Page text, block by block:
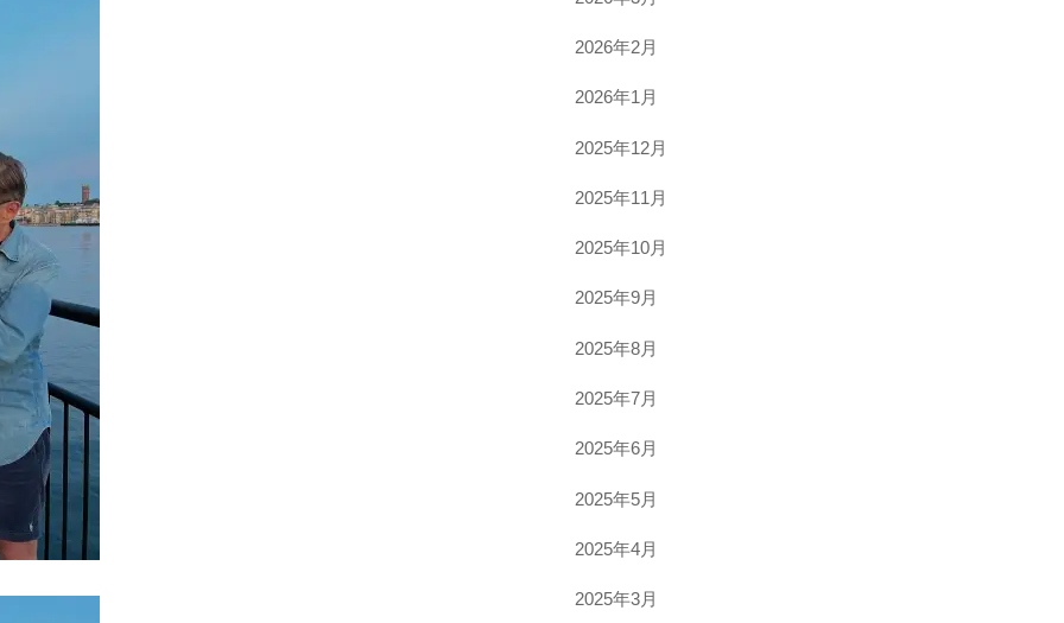
2026年2月
2026年1月
2025年12月
2025年11月
2025年10月
2025年9月
2025年8月
2025年7月
2025年6月
2025年5月
2025年4月
2025年3月